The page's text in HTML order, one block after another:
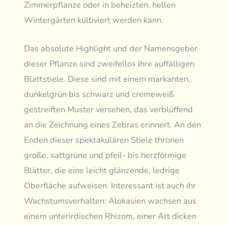
Zimmerpflanze oder in beheizten, hellen
Wintergärten kultiviert werden kann.
Das absolute Highlight und der Namensgeber
dieser Pflanze sind zweifellos ihre auffälligen
Blattstiele. Diese sind mit einem markanten,
dunkelgrün bis schwarz und cremeweiß
gestreiften Muster versehen, das verblüffend
an die Zeichnung eines Zebras erinnert. An den
Enden dieser spektakulären Stiele thronen
große, sattgrüne und pfeil- bis herzförmige
Blätter, die eine leicht glänzende, ledrige
Oberfläche aufweisen. Interessant ist auch ihr
Wachstumsverhalten: Alokasien wachsen aus
einem unterirdischen Rhizom, einer Art dicken